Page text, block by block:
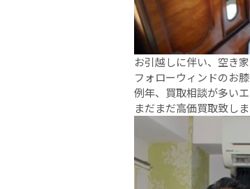
お引越しに伴い、空き
フォローウィンドのお
例年、買取相談が多いエ
まだまだ高価買取致し